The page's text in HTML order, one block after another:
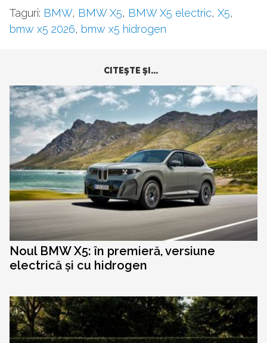
Taguri: BMW, BMW X5, BMW X5 electric, X5,
bmw x5 2026, bmw x5 hidrogen
CITEŞTE ŞI...
Noul BMW X5: în premieră, versiune
electrică și cu hidrogen